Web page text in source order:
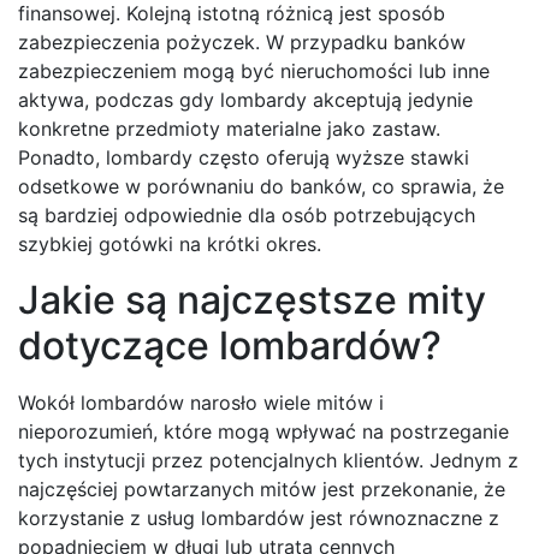
finansowej. Kolejną istotną różnicą jest sposób
zabezpieczenia pożyczek. W przypadku banków
zabezpieczeniem mogą być nieruchomości lub inne
aktywa, podczas gdy lombardy akceptują jedynie
konkretne przedmioty materialne jako zastaw.
Ponadto, lombardy często oferują wyższe stawki
odsetkowe w porównaniu do banków, co sprawia, że
są bardziej odpowiednie dla osób potrzebujących
szybkiej gotówki na krótki okres.
Jakie są najczęstsze mity
dotyczące lombardów?
Wokół lombardów narosło wiele mitów i
nieporozumień, które mogą wpływać na postrzeganie
tych instytucji przez potencjalnych klientów. Jednym z
najczęściej powtarzanych mitów jest przekonanie, że
korzystanie z usług lombardów jest równoznaczne z
popadnięciem w długi lub utratą cennych